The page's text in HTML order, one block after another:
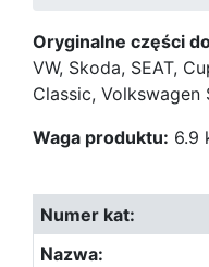
Oryginalne części
VW, Skoda, SEAT,
Classic,
Waga produktu: 6.9